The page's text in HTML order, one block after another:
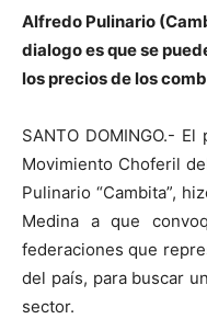
Alfredo Pulinario
dialogo es que se
los precios de los
SANTO DOMINGO.-
Movimiento Choferil
Pulinario “Cambita”,
Medina a que
federaciones que
del país, para buscar
sector.